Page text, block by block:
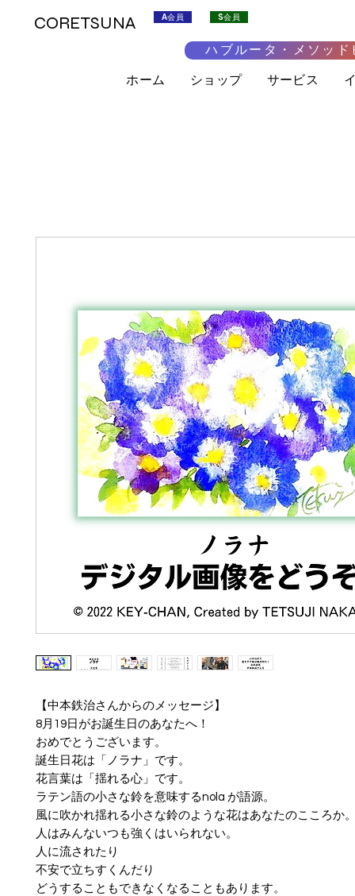
CORETSUNA A会員 S会員
ハブルータ・メソッド
ホーム ショップ サービス
【中本鉄治さんからのメッセージ】
8月19日がお誕生日のあなたへ！
おめでとうございます。
誕生日花は「ノラナ」です。
花言葉は「揺れる心」です。
ラテン語の小さな鈴を意味するnola が語源。
風に吹かれ揺れる小さな鈴のような花はあなたのこころか
人はみんないつも強くはいられない。
人に流されたり
不安で立ちすくんだり
どうすることもできなくなることもあります。